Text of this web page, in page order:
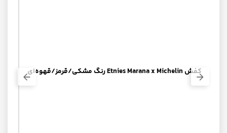
کفش Etnies Marana x Michelin رنگ مشکی/قرمز/قهوه‌ای